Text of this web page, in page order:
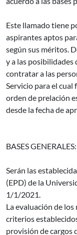
Este llamado tiene
aspirantes aptos
según sus méritos.
y a las posibilidades
contratar a las
Servicio para el cual
orden de prelación
desde la fecha de
BASES GENERALES:
Serán las
(EPD) de la
1/1/2021.
La evaluación de
criterios
provisión de cargos